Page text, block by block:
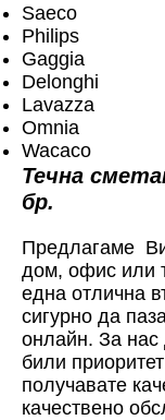
Saeco
Philips
Gaggia
Delonghi
Lavazza
Omnia
Wacaco
Течна
бр.
Предлагаме
дом, офис или
една отлична
сигурно да
онлайн. За нас
били
получавате
качествено